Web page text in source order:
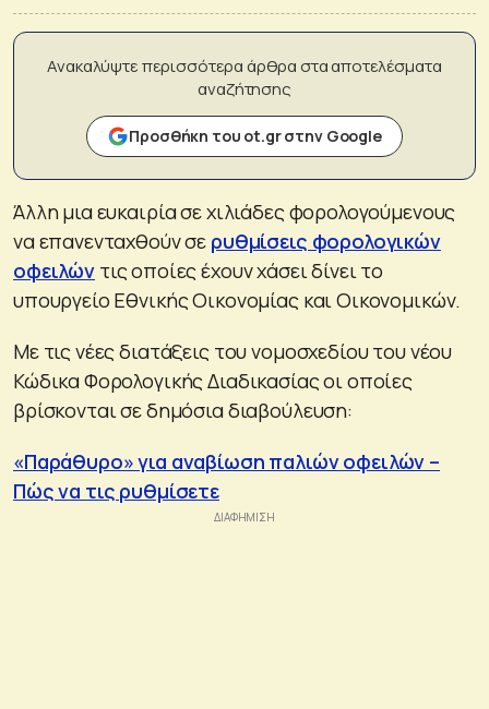
Ανακαλύψτε περισσότερα άρθρα στα αποτελέσματα
αναζήτησης
Προσθήκη του ot.gr στην Google
Άλλη μια ευκαιρία σε χιλιάδες φορολογούμενους
να επανενταχθούν σε ρυθμίσεις φορολογικών
οφειλώντις οποίες έχουν χάσει δίνει το
υπουργείο Εθνικής Οικονομίας και Οικονομικών.
Με τις νέες διατάξεις του νομοσχεδίου του νέου
Κώδικα Φορολογικής Διαδικασίας οι οποίες
βρίσκονται σε δημόσια διαβούλευση:
«Παράθυρο» για αναβίωση παλιών οφειλών –
Πώς να τις ρυθμίσετε